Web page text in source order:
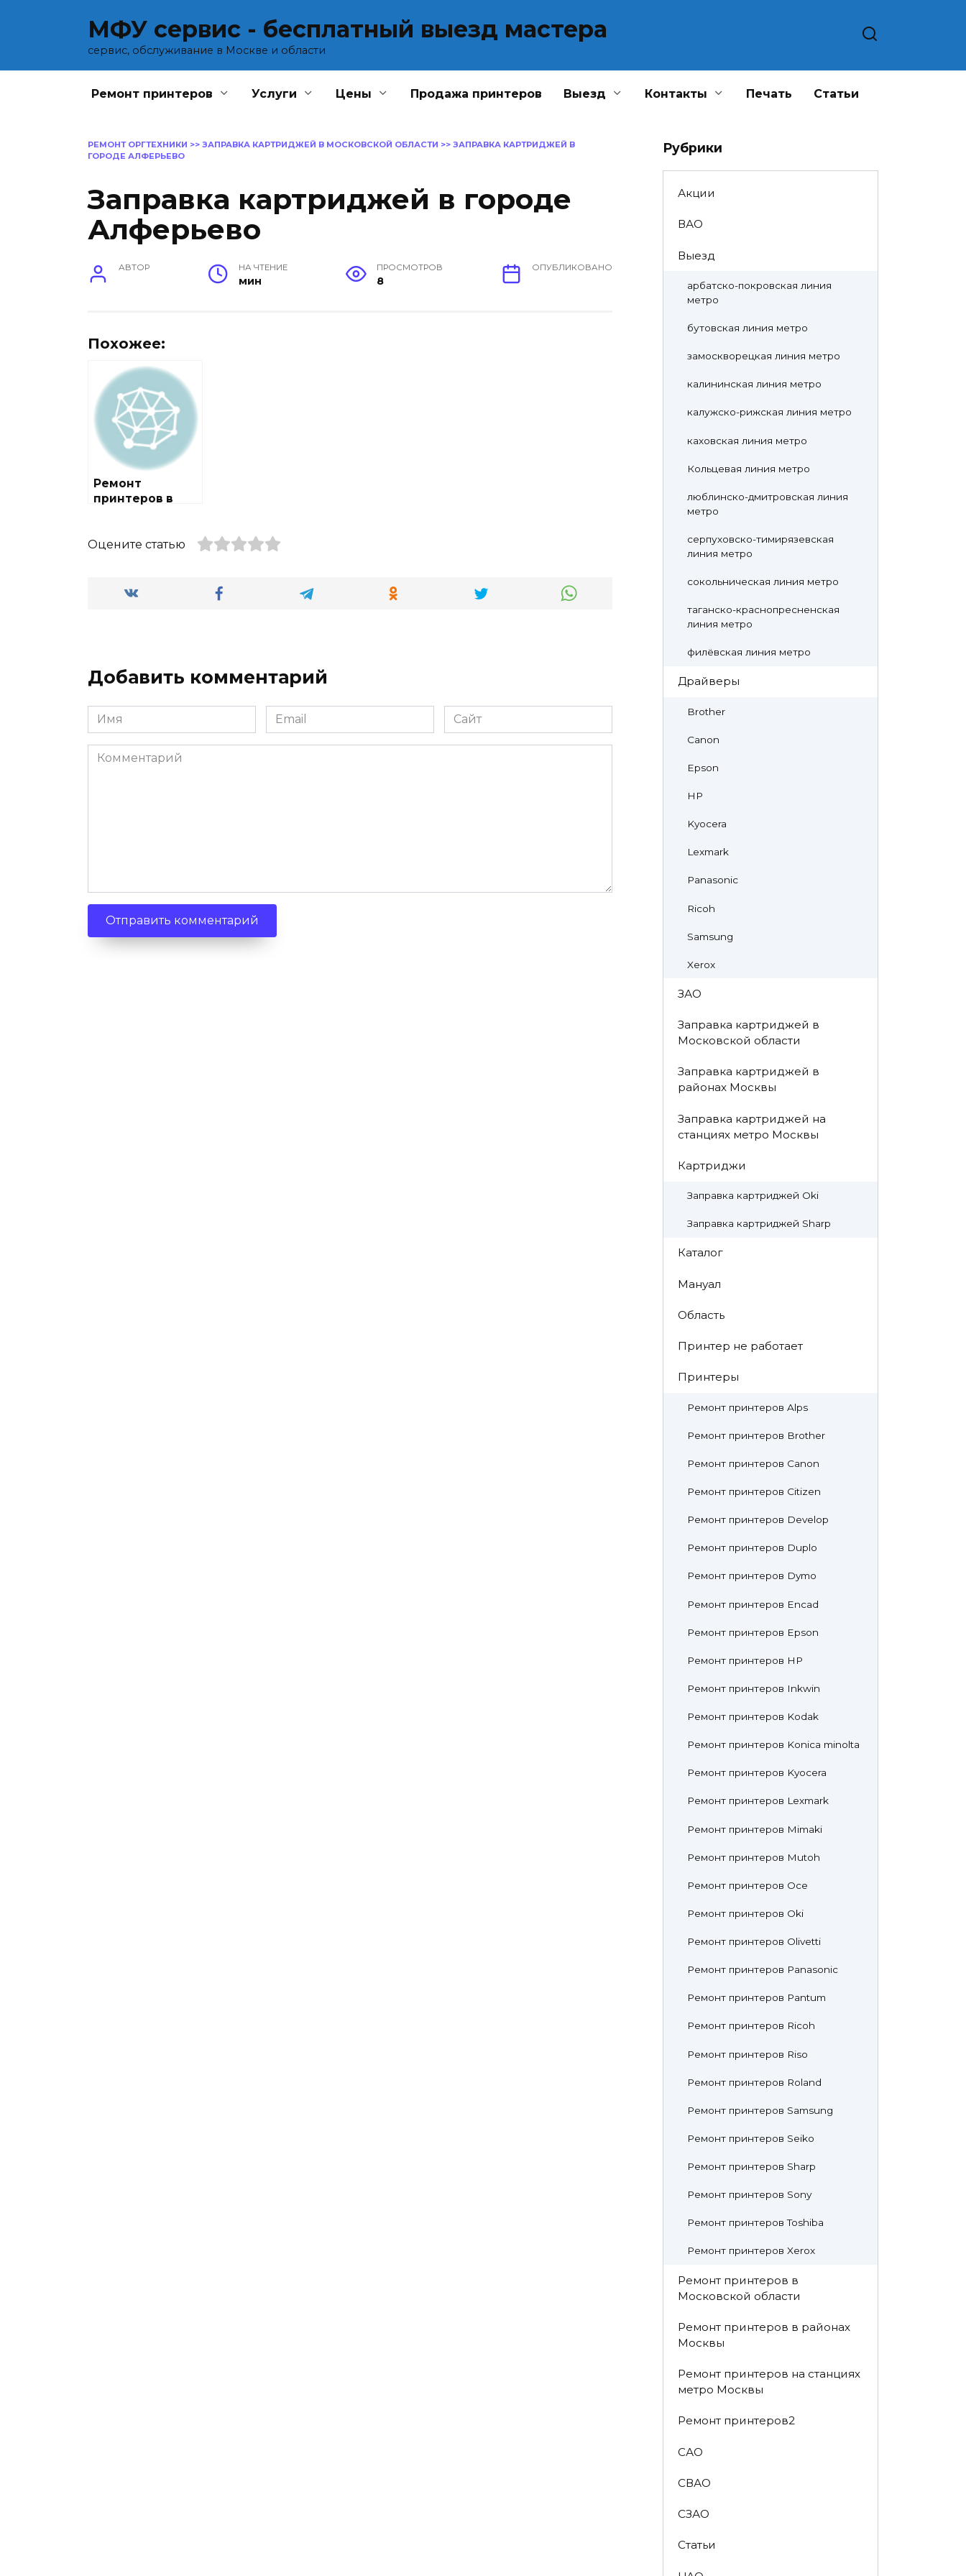
МФУ сервис - бесплатный выезд мастера
сервис, обслуживание в Москве и области
Ремонт принтеров Услуги Цены Продажа принтеров Выезд Контакты Печать Статьи
РЕМОНТ ОРГТЕХНИКИ >> ЗАПРАВКА КАРТРИДЖЕЙ В МОСКОВСКОЙ ОБЛАСТИ >> ЗАПРАВКА КАРТРИДЖЕЙ В
ГОРОДЕ АЛФЕРЬЕВО
Заправка картриджей в городе
Алферьево
АВТОР НА ЧТЕНИЕ
мин
ПРОСМОТРОВ
8
ОПУБЛИКОВАНО
Похожее:
Ремонт
принтеров в
Оцените статью
Добавить комментарий
Имя Email Сайт
Комментарий
Рубрики
Акции
ВАО
Выезд
арбатско-покровская линия
метро
бутовская линия метро
замоскворецкая линия метро
калининская линия метро
калужско-рижская линия метро
каховская линия метро
Кольцевая линия метро
люблинско-дмитровская линия
метро
серпуховско-тимирязевская
линия метро
сокольническая линия метро
таганско-краснопресненская
линия метро
филёвская линия метро
Драйверы
Brother
Canon
Epson
HP
Kyocera
Lexmark
Panasonic
Ricoh
Samsung
Xerox
ЗАО
Заправка картриджей в
Московской области
Заправка картриджей в
районах Москвы
Заправка картриджей на
станциях метро Москвы
Картриджи
Заправка картриджей Oki
Заправка картриджей Sharp
Каталог
Мануал
Область
Принтер не работает
Принтеры
Ремонт принтеров Alps
Ремонт принтеров Brother
Ремонт принтеров Canon
Ремонт принтеров Citizen
Ремонт принтеров Develop
Ремонт принтеров Duplo
Ремонт принтеров Dymo
Ремонт принтеров Encad
Ремонт принтеров Epson
Ремонт принтеров HP
Ремонт принтеров Inkwin
Ремонт принтеров Kodak
Ремонт принтеров Konica minolta
Ремонт принтеров Kyocera
Ремонт принтеров Lexmark
Ремонт принтеров Mimaki
Ремонт принтеров Mutoh
Ремонт принтеров Oce
Ремонт принтеров Oki
Ремонт принтеров Olivetti
Ремонт принтеров Panasonic
Ремонт принтеров Pantum
Ремонт принтеров Ricoh
Ремонт принтеров Riso
Ремонт принтеров Roland
Ремонт принтеров Samsung
Ремонт принтеров Seiko
Ремонт принтеров Sharp
Ремонт принтеров Sony
Ремонт принтеров Toshiba
Ремонт принтеров Xerox
Ремонт принтеров в
Московской области
Ремонт принтеров в районах
Москвы
Ремонт принтеров на станциях
метро Москвы
Ремонт принтеров2
САО
СВАО
СЗАО
Статьи